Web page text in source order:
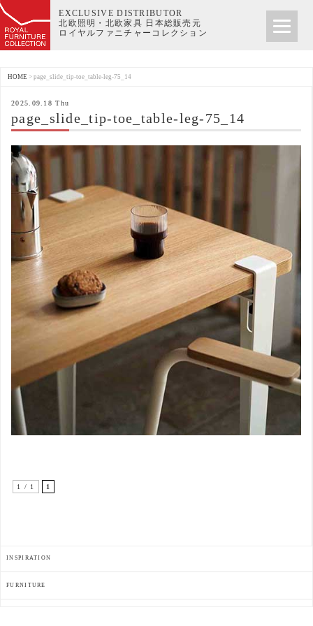
EXCLUSIVE DISTRIBUTOR
北欧照明・北欧家具 日本総販売元
ロイヤルファニチャーコレクション
HOME > page_slide_tip-toe_table-leg-75_14
2025.09.18 Thu
page_slide_tip-toe_table-leg-75_14
1 / 1 1
INSPIRATION
FURNITURE